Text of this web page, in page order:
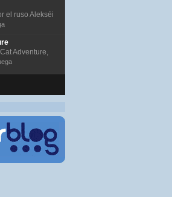
el ruso Alekséi
Adventure,